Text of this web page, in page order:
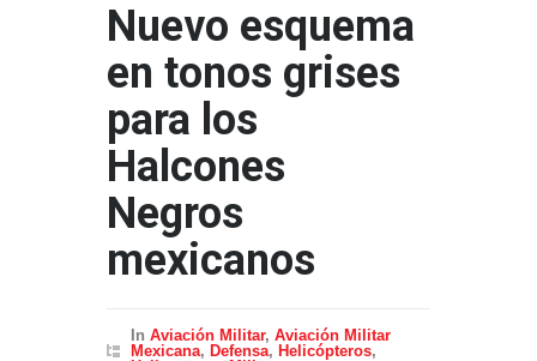
Nuevo esquema
en tonos grises
para los
Halcones
Negros
mexicanos
In Aviación Militar, Aviación Militar
Mexicana, Defensa, Helicópteros,